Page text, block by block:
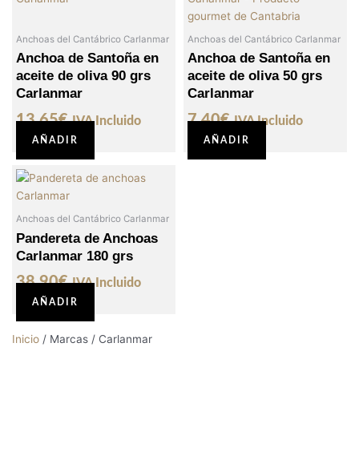
Anchoas del Cantábrico Carlanmar
Anchoa de Santoña en
aceite de oliva 90 grs
Carlanmar
13,65€ IVA Incluido
AÑADIR
Anchoas del Cantábrico Carlanmar
Anchoa de Santoña en
aceite de oliva 50 grs
Carlanmar
7,40€ IVA Incluido
AÑADIR
Anchoas del Cantábrico Carlanmar
Pandereta de Anchoas
Carlanmar 180 grs
38,90€ IVA Incluido
AÑADIR
Inicio / Marcas / Carlanmar